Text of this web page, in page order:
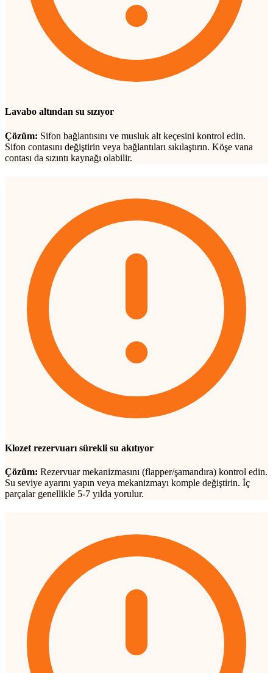
Lavabo altından su sızıyor
Çözüm: Sifon bağlantısını ve musluk alt keçesini kontrol edin.
Sifon contasını değiştirin veya bağlantıları sıkılaştırın. Köşe vana
contası da sızıntı kaynağı olabilir.
Klozet rezervuarı sürekli su akıtıyor
Çözüm: Rezervuar mekanizmasını (flapper/şamandıra) kontrol edin.
Su seviye ayarını yapın veya mekanizmayı komple değiştirin. İç
parçalar genellikle 5-7 yılda yorulur.